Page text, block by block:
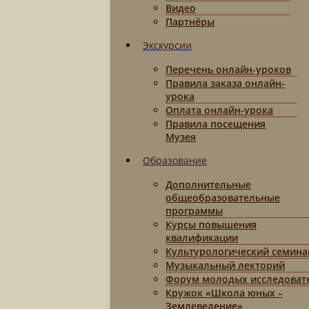
Видео
Партнёры
Экскурсии
Перечень онлайн-уроков
Правила заказа онлайн-
урока
Оплата онлайн-урока
Правила посещения
Музея
Образование
Дополнительные
общеобразовательные
программы
Курсы повышения
квалификации
Культурологический
Музыкальный лекторий
Форум молодых
Кружок «Школа юных –
Землеведение»